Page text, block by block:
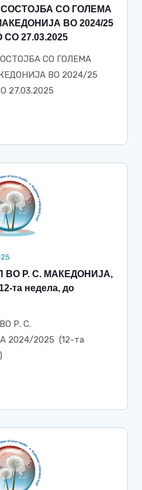
СО ГОЛЕМА
ВО 2024/25
27.03.2025
СО ГОЛЕМА
ВО 2024/25
27.03.2025
ВО Р. С. МАКЕДОНИЈА,
та недела, до
Р. С.
2024/2025 (12-та